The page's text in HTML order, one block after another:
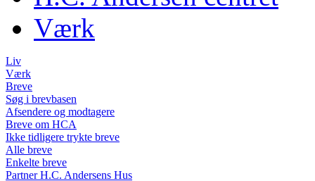
Værk
Liv
Værk
Breve
Søg i brevbasen
Afsendere og modtagere
Breve om HCA
Ikke tidligere trykte breve
Alle breve
Enkelte breve
Partner H.C. Andersens Hus